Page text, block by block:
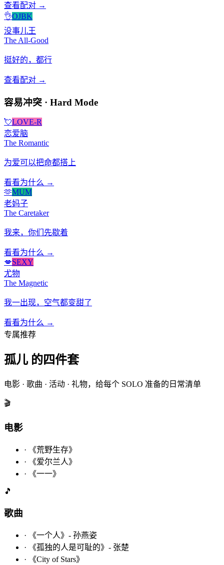
查看配对 →
👌OJBK
没事儿王
The All-Good
挺好的，都行
查看配对 →
容易冲突 · Hard Mode
💘LOVE-R
恋爱脑
The Romantic
为爱可以把命都搭上
看看为什么 →
🫶MUM
老妈子
The Caretaker
我来，你们先歇着
看看为什么 →
💋SEXY
尤物
The Magnetic
我一出现，空气都变甜了
看看为什么 →
专属推荐
孤儿 的四件套
电影 · 歌曲 · 活动 · 礼物，给每个 SOLO 准备的日常清单
🎬
电影
·
《荒野生存》
·
《爱尔兰人》
·
《一一》
🎵
歌曲
·
《一个人》- 孙燕姿
·
《孤独的人是可耻的》- 张楚
·
《City of Stars》